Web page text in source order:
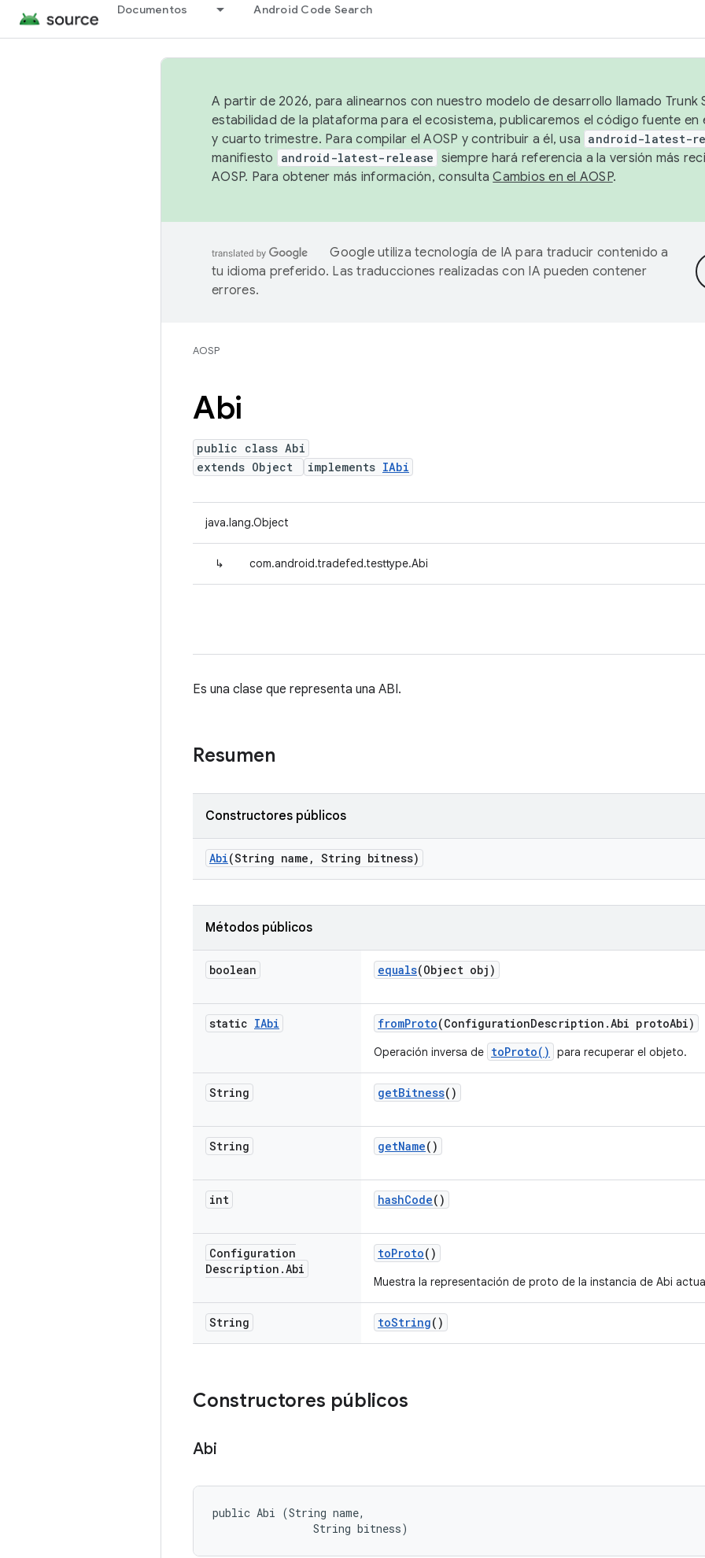
Documentos Android Code Search
A partir de 2026, para alinearnos con nuestro modelo de desarrollo llamado Trunk
estabilidad de la plataforma para el ecosistema, publicaremos el código fuente en
y cuarto trimestre. Para compilar el AOSP y contribuir a él, usa android-latest-
manifiesto android-latest-release siempre hará referencia a la versión más
AOSP. Para obtener más información, consultaCambios en el AOSP.
Google utiliza tecnología de IA para traducir contenido a
tu idioma preferido. Las traducciones realizadas con IA pueden contener
errores.
AOSP
Abi
public class Abi
extends Object
implements IAbi
java.lang.Object
↳ com.android.tradefed.testtype.Abi
Es una clase que representa una ABI.
Resumen
Constructores públicos
Abi(String name , String bitness)
Métodos públicos
boolean equals(Object obj)
static IAbi fromProto(ConfigurationDescription .Abi protoAbi)
Operación inversa de toProto() para recuperar el objeto.
String getBitness()
String getName()
int hashCode()
Configuration
Description .Abi
toProto()
Muestra la representación de proto de la instancia de Abi
String toString()
Constructores públicos
Abi
public Abi (String name,
                String bitness)